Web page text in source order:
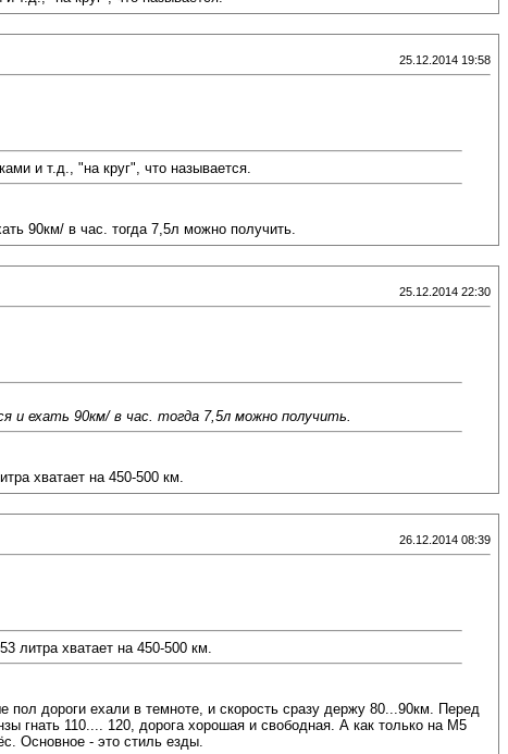
25.12.2014 19:58
и т.д., "на круг", что называется.
90км/ в час. тогда 7,5л можно получить.
25.12.2014 22:30
ехать 90км/ в час. тогда 7,5л можно получить.
хватает на 450-500 км.
26.12.2014 08:39
литра хватает на 450-500 км.
дороги ехали в темноте, и скорость сразу держу 80...90км. Перед
гнать 110.... 120, дорога хорошая и свободная. А как только на М5
Основное - это стиль езды.